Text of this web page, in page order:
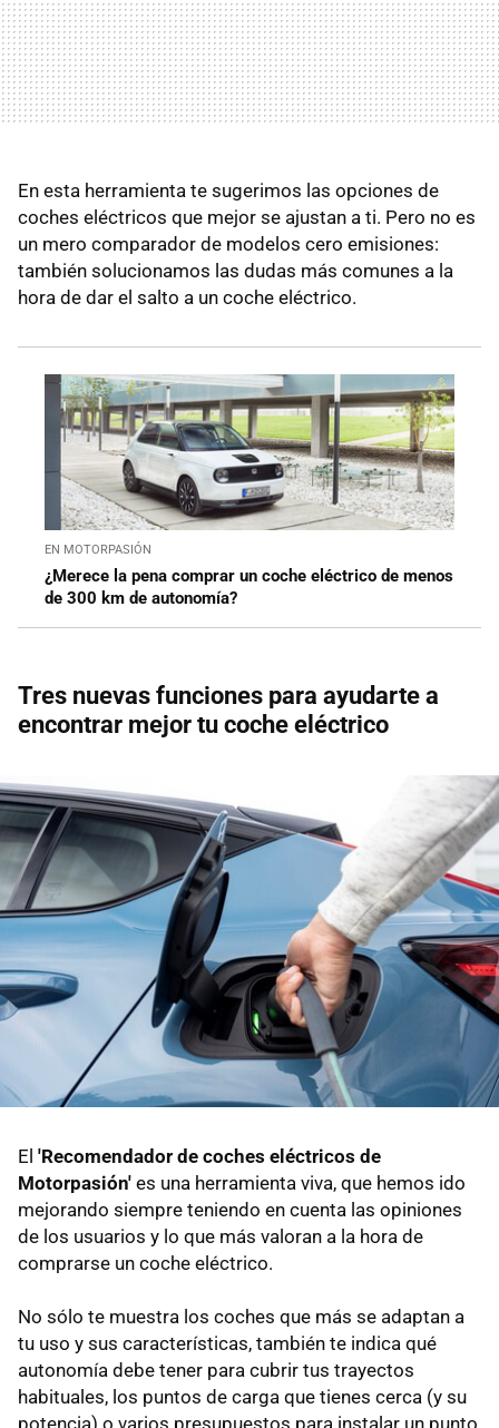
En esta herramienta te sugerimos las opciones de
coches eléctricos que mejor se ajustan a ti. Pero no es
un mero comparador de modelos cero emisiones:
también solucionamos las dudas más comunes a la
hora de dar el salto a un coche eléctrico.
EN MOTORPASIÓN
¿Merece la pena comprar un coche eléctrico de menos
de 300 km de autonomía?
Tres nuevas funciones para ayudarte a
encontrar mejor tu coche eléctrico
El 'Recomendador de coches eléctricos de
Motorpasión' es una herramienta viva, que hemos ido
mejorando siempre teniendo en cuenta las opiniones
de los usuarios y lo que más valoran a la hora de
comprarse un coche eléctrico.
No sólo te muestra los coches que más se adaptan a
tu uso y sus características, también te indica qué
autonomía debe tener para cubrir tus trayectos
habituales, los puntos de carga que tienes cerca (y su